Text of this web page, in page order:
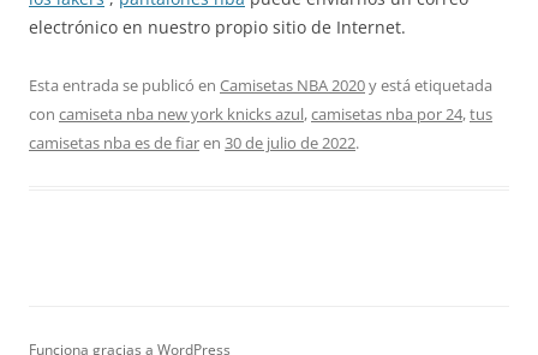
electrónico en nuestro propio sitio de Internet.
Esta entrada se publicó en Camisetas NBA 2020y está etiquetada
con camiseta nba new york knicks azul,camisetas nba por 24,tus
camisetas nba es de fiaren 30 de julio de 2022.
Funciona gracias a WordPress